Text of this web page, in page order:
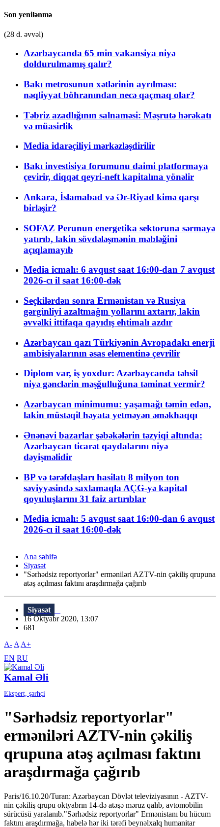
Son yenilənmə
(28 d. əvvəl)
Azərbaycanda 65 min vakansiya niyə
doldurulmamış qalır?
Bakı metrosunun xətlərinin ayrılması:
nəqliyyat böhranından necə qaçmaq olar?
Təbriz azadlığının salnaməsi: Məşrutə hərəkatı
və müasirlik
Media idarəçiliyi mərkəzləşdirilir
Bakı investisiya forumunu daimi platformaya
çevirir, diqqət qeyri-neft kapitalına yönəlir
Ankara, İslamabad və Ər-Riyad kimə qarşı
birləşir?
SOFAZ Perunun energetika sektoruna sərmayə
yatırıb, lakin sövdələşmənin məbləğini
açıqlamayıb
Media icmalı: 6 avqust saat 16:00-dan 7 avqust
2026-cı il saat 16:00-dək
Seçkilərdən sonra Ermənistan və Rusiya
gərginliyi azaltmağın yollarını axtarır, lakin
əvvəlki ittifaqa qayıdış ehtimalı azdır
Azərbaycan qazı Türkiyənin Avropadakı enerji
ambisiyalarının əsas elementinə çevrilir
Diplom var, iş yoxdur: Azərbaycanda təhsil
niyə gənclərin məşğulluğuna təminat vermir?
Azərbaycan minimumu: yaşamağı təmin edən,
lakin müstəqil həyata yetməyən əməkhaqqı
Ənənəvi bazarlar şəbəkələrin təzyiqi altında:
Azərbaycan ticarət qaydalarını niyə
dəyişməlidir
BP və tərəfdaşları hasilatı 8 milyon ton
səviyyəsində saxlamaqla AÇG-yə kapital
qoyuluşlarını 31 faiz artırıblar
Media icmalı: 5 avqust saat 16:00-dan 6 avqust
2026-cı il saat 16:00-dək
Ana səhifə
Siyasət
"Sərhədsiz reportyorlar" erməniləri AZTV-nin çəkiliş qrupuna
atəş açılması faktını araşdırmağa çağırıb
Siyasət
16 Oktyabr 2020, 13:07
681
A- A A+
EN RU
Kamal Əli
Ekspert, şərhçi
"Sərhədsiz reportyorlar"
erməniləri AZTV-nin çəkiliş
qrupuna atəş açılması faktını
araşdırmağa çağırıb
Paris/16.10.20/Turan: Azərbaycan Dövlət televiziyasının - AZTV-
nin çəkiliş qrupu oktyabrın 14-də atəşə məruz qalıb, avtomobilin
sürücüsü yaralanıb."Sərhədsiz reportyorlar" Ermənistanı bu hücum
faktını araşdırmağa, habelə hər iki tərəfi beynəlxalq humanitar